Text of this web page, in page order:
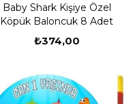
Baby Shark Kişiye Özel
Köpük Baloncuk 8 Adet
₺374,00